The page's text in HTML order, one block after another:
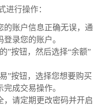
进行操作：
的账户信息正确无误，通
录您的账户。
”按钮，然后选择“余额”
”按钮，选择您想要购买
成交易操作。
，请定期更改密码并开启